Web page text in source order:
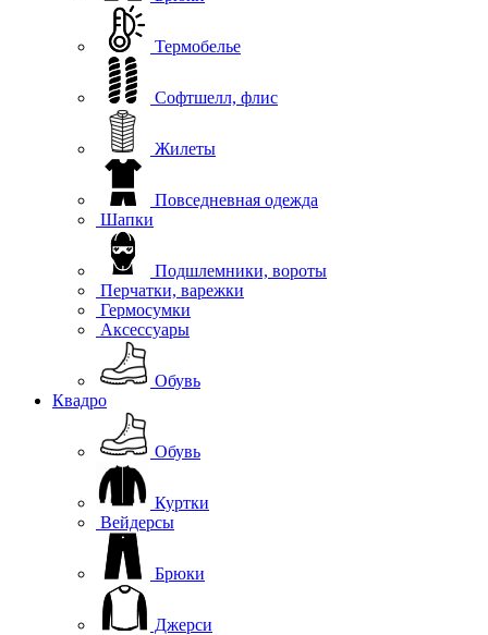
Термобелье
Софтшелл, флис
Жилеты
Повседневная одежда
Шапки
Подшлемники, вороты
Перчатки, варежки
Гермосумки
Аксессуары
Обувь
Квадро
Обувь
Куртки
Вейдерсы
Брюки
Джерси